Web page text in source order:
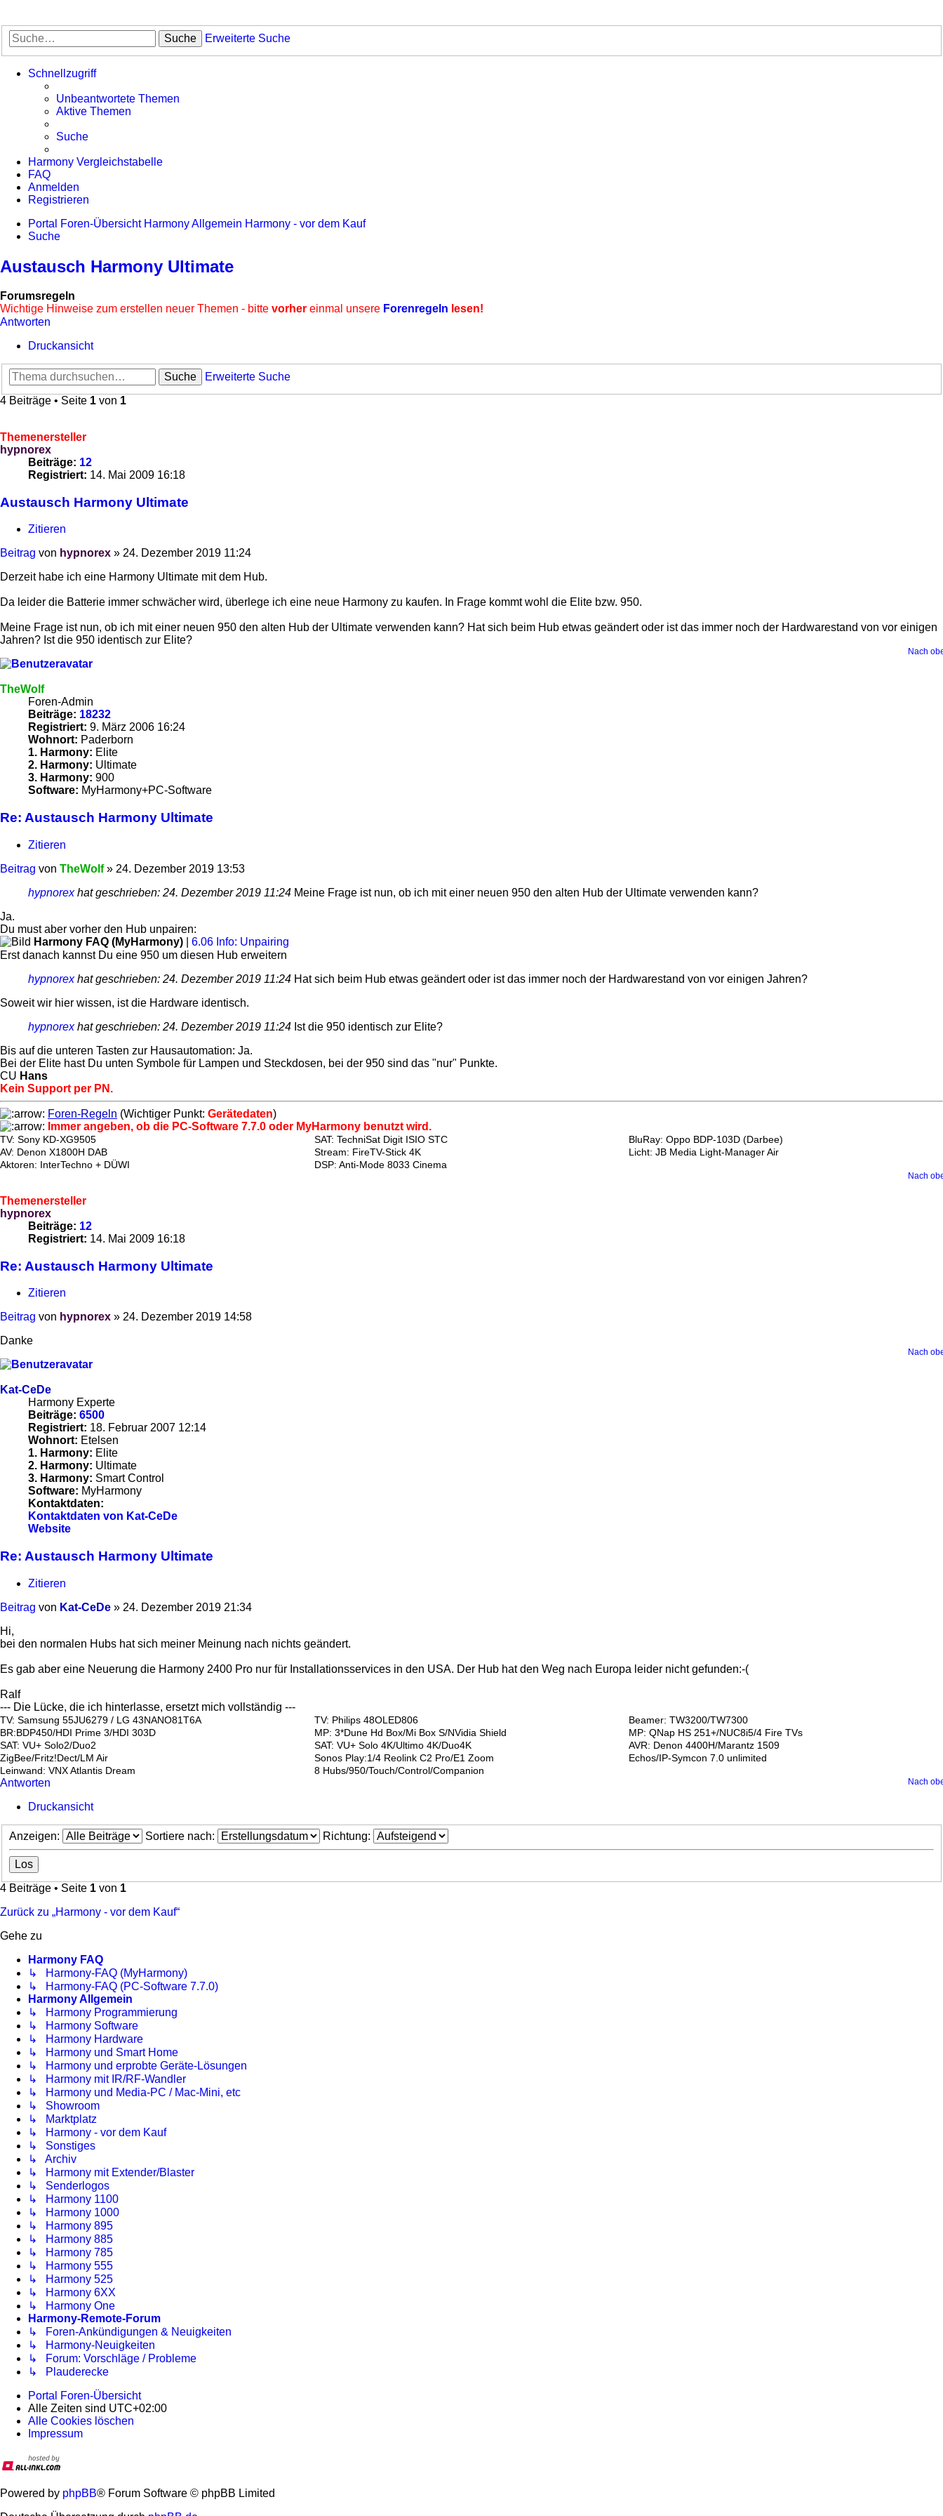
Suche Erweiterte Suche
Schnellzugriff
Unbeantwortete Themen
Aktive Themen
Suche
Harmony Vergleichstabelle
FAQ
Anmelden
Registrieren
Portal
Foren-Übersicht Harmony Allgemein Harmony - vor dem Kauf
Suche
Austausch Harmony Ultimate
Forumsregeln
Wichtige Hinweise zum erstellen neuer Themen - bitte vorher einmal unsere Forenregeln lesen!
Antworten
Druckansicht
Suche
Erweiterte Suche
4 Beiträge • Seite 1 von 1
Themenersteller
hypnorex
Beiträge: 12
Registriert: 14. Mai 2009 16:18
Austausch Harmony Ultimate
Zitieren
Beitrag von hypnorex » 24. Dezember 2019 11:24
Derzeit habe ich eine Harmony Ultimate mit dem Hub.
Da leider die Batterie immer schwächer wird, überlege ich eine neue Harmony zu kaufen. In Frage kommt wohl die Elite bzw. 950.
Meine Frage ist nun, ob ich mit einer neuen 950 den alten Hub der Ultimate verwenden kann? Hat sich beim Hub etwas geändert oder ist das immer noch der Hardwarestand von vor einigen
Jahren? Ist die 950 identisch zur Elite?
Nach
TheWolf
Foren-Admin
Beiträge: 18232
Registriert: 9. März 2006 16:24
Wohnort: Paderborn
1. Harmony: Elite
2. Harmony: Ultimate
3. Harmony: 900
Software: MyHarmony+PC-Software
Re: Austausch Harmony Ultimate
Zitieren
Beitrag von TheWolf» 24. Dezember 2019 13:53
hypnorexhat geschrieben: 24. Dezember 2019 11:24 Meine Frage ist nun, ob ich mit einer neuen 950 den alten Hub der Ultimate verwenden kann?
Ja.
Du must aber vorher den Hub unpairen:
Harmony FAQ (MyHarmony)
6.06 Info: Unpairing
Erst danach kannst Du eine 950 um diesen Hub erweitern
hypnorexhat geschrieben: 24. Dezember 2019 11:24 Hat sich beim Hub etwas geändert oder ist das immer noch der Hardwarestand von vor einigen Jahren?
Soweit wir hier wissen, ist die Hardware identisch.
hypnorexhat geschrieben: 24. Dezember 2019 11:24 Ist die 950 identisch zur Elite?
Bis auf die unteren Tasten zur Hausautomation: Ja.
Bei der Elite hast Du unten Symbole für Lampen und Steckdosen, bei der 950 sind das "nur" Punkte.
CU Hans
Kein Support per PN.
Foren-Regeln (Wichtiger Punkt: Gerätedaten)
Immer angeben, ob die PC-Software 7.7.0 oder MyHarmony benutzt wird.
TV: Sony KD-XG9505 SAT: TechniSat Digit ISIO STC
BluRay: Oppo BDP-103D (Darbee)
AV: Denon X1800H DAB
Stream: FireTV-Stick 4K
Licht: JB Media Light-Manager Air
Aktoren: InterTechno + DÜWI
DSP: Anti-Mode 8033 Cinema
Nach
Themenersteller
hypnorex
Beiträge: 12
Registriert: 14. Mai 2009 16:18
Re: Austausch Harmony Ultimate
Zitieren
Beitrag von hypnorex » 24. Dezember 2019 14:58
Danke
Nach
Kat-CeDe
Harmony Experte
Beiträge: 6500
Registriert: 18. Februar 2007 12:14
Wohnort: Etelsen
1. Harmony: Elite
2. Harmony: Ultimate
3. Harmony: Smart Control
Software: MyHarmony
Kontaktdaten:
Kontaktdaten von Kat-CeDe
Website
Re: Austausch Harmony Ultimate
Zitieren
Beitrag von Kat-CeDe » 24. Dezember 2019 21:34
Hi,
bei den normalen Hubs hat sich meiner Meinung nach nichts geändert.
Es gab aber eine Neuerung die Harmony 2400 Pro nur für Installationsservices in den USA. Der Hub hat den Weg nach Europa leider nicht gefunden:-(
Ralf
--- Die Lücke, die ich hinterlasse, ersetzt mich vollständig ---
TV: Samsung 55JU6279 / LG 43NANO81T6A TV: Philips 48OLED806
Beamer: TW3200/TW7300
BR:BDP450/HDI Prime 3/HDI 303D
MP: 3*Dune Hd Box/Mi Box S/NVidia Shield
MP: QNap HS 251+/NUC8i5/4 Fire TVs
SAT: VU+ Solo2/Duo2
SAT: VU+ Solo 4K/Ultimo 4K/Duo4K
AVR: Denon 4400H/Marantz 1509
ZigBee/Fritz!Dect/LM Air
Sonos Play:1/4 Reolink C2 Pro/E1 Zoom
Echos/IP-Symcon 7.0 unlimited
Leinwand: VNX Atlantis Dream
8 Hubs/950/Touch/Control/Companion
Nach
Antworten
Druckansicht
Anzeigen: Sortiere nach: Richtung:
4 Beiträge • Seite 1 von 1
Zurück zu „Harmony - vor dem Kauf“
Gehe zu
Harmony FAQ
↳ Harmony-FAQ (MyHarmony)
↳ Harmony-FAQ (PC-Software 7.7.0)
Harmony Allgemein
↳ Harmony Programmierung
↳ Harmony Software
↳ Harmony Hardware
↳ Harmony und Smart Home
↳ Harmony und erprobte Geräte-Lösungen
↳ Harmony mit IR/RF-Wandler
↳ Harmony und Media-PC / Mac-Mini, etc
↳ Showroom
↳ Marktplatz
↳ Harmony - vor dem Kauf
↳ Sonstiges
↳ Archiv
↳ Harmony mit Extender/Blaster
↳ Senderlogos
↳ Harmony 1100
↳ Harmony 1000
↳ Harmony 895
↳ Harmony 885
↳ Harmony 785
↳ Harmony 555
↳ Harmony 525
↳ Harmony 6XX
↳ Harmony One
Harmony-Remote-Forum
↳ Foren-Ankündigungen & Neuigkeiten
↳ Harmony-Neuigkeiten
↳ Forum: Vorschläge / Probleme
↳ Plauderecke
Portal
Foren-Übersicht
Alle Zeiten sind UTC+02:00
Alle Cookies löschen
Impressum
Powered by phpBB® Forum Software © phpBB Limited